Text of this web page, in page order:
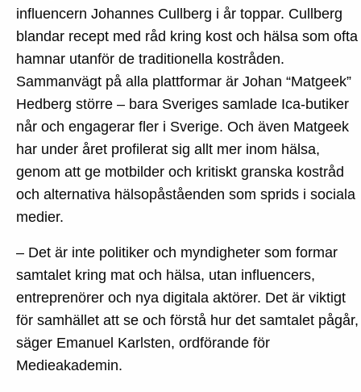
influencern Johannes Cullberg i år toppar. Cullberg
blandar recept med råd kring kost och hälsa som ofta
hamnar utanför de traditionella kostråden.
Sammanvägt på alla plattformar är Johan “Matgeek”
Hedberg större – bara Sveriges samlade Ica-butiker
når och engagerar fler i Sverige. Och även Matgeek
har under året profilerat sig allt mer inom hälsa,
genom att ge motbilder och kritiskt granska kostråd
och alternativa hälsopåståenden som sprids i sociala
medier.
– Det är inte politiker och myndigheter som formar
samtalet kring mat och hälsa, utan influencers,
entreprenörer och nya digitala aktörer. Det är viktigt
för samhället att se och förstå hur det samtalet pågår,
säger Emanuel Karlsten, ordförande för
Medieakademin.